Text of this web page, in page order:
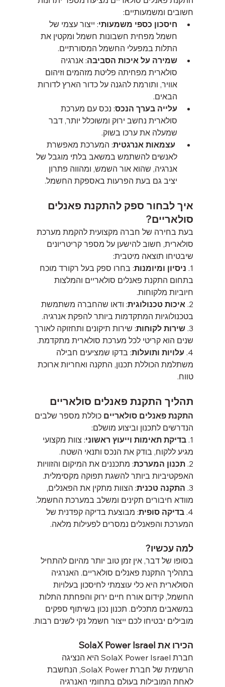
חשובים ומשמעותיים:
חיסכון כספי משמעותי: ייצור עצמי של
חשמל מפחית חשבונות חשמל ומקטין את
התלות במפעלי החשמל המסורתיים.
שמירה על איכות הסביבה: אנרגיה
סולארית מפחיתה פליטת מזהמים וזיהום
אוויר, ותורמת להגנה על כדור הארץ לדורות
הבאים.
עלייה בערך הנכס: נכס עם מערכת
סולארית נחשב ירוק ומשוכלל יותר, דבר
שמעלה את ערכו בשוק.
עצמאות אנרגטית: המערכת מאפשרת
לאנשים להשתמש במשאב בלתי מוגבל של
אנרגיה, שהוא אור השמש, ומהווה פתרון
יציב גם בעת הפרעות באספקת החשמל.
איך לבחור ספק להתקנת פאנלים
סולאריים?
בעת בחירה של חברה מקצועית להקמת מערכת
סולארית, חשוב להישען על מספר קריטריונים
שיבטיחו תוצאה מיטבית:
1. ניסיון ומיומנות: בחרו ספק בעל רקורד מוכח
בתחום התקנת פאנלים סולאריים והמלצות
חיוביות מלקוחות.
2. איכות טכנולוגית: ודאו שהחברה משתמשת
בטכנולוגיות המתקדמות ביותר להפקת אנרגיה.
3. שירות לקוחות: שירות תיקונים ותחזוקה לאורך
שנים הוא קריטי לכל מערכת סולארית מתקדמת.
4. עלויות ותועלות: בדקו שמציעים חבילה
משתלמת הכוללת תכנון, התקנה ואחריות ארוכת
טווח.
תהליך התקנת פאנלים סולאריים
התקנת פאנלים סולאריים כוללת מספר שלבים
הנדרשים לתכנון וביצוע מושלם:
1. בדיקת תאימות וייעוץ ראשוני: צוות מקצועי
מגיע ללקוח, בודק את הנכס ותנאי השטח.
2. תכנון המערכת: מתכננים את המיקום והזוויות
האפקטיביות ביותר להשגת תפוקה מקסימלית.
3. התקנה טכנית: הצוות מתקין את הפאנלים,
מוודא חיבורים תקינים ומשלב במערכת החשמל.
4. בדיקה סופית: מבוצעת בדיקה קפדנית של
המערכת והפאנלים נמסרים לפעילות מלאה.
למה עכשיו?
בסופו של דבר, אין זמן טוב יותר מהיום להתחיל
בתהליך התקנת פאנלים סולאריים. האנרגיה
הסולארית היא כלי עוצמתי לחיסכון בעלויות
החשמל, קידום אורח חיים ירוק והפחתת התלות
במשאבים מתכלים. תכנון נכון בשיתוף ספקים
מובילים יבטיחו לכם ייצור חשמל נקי לשנים רבות.
הכירו את SolaX Power Israel
חברת SolaX Power Israel היא הנציגה
הרשמית של חברת SolaX Power, הנחשבת
לאחת המובילות בעולם בתחומי האנרגיה